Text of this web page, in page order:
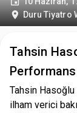
Duru Tiyatro
Tahsin
Tahsin
ilham verici